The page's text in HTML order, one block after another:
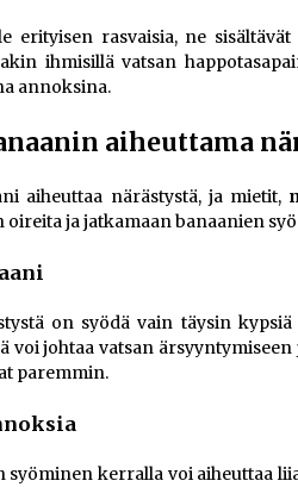
erityisen rasvaisia, ne
ihmisillä vatsan
annoksina.
aiheuttama
aiheuttaa närästystä, ja mietit,
oireita ja jatkamaan banaanien
on syödä vain täysin
voi johtaa vatsan
paremmin.
syöminen kerralla voi aiheuttaa